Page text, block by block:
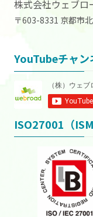
株式会社ウェブロ
〒603-8331 京都市
YouTubeチャン
ISO27001（